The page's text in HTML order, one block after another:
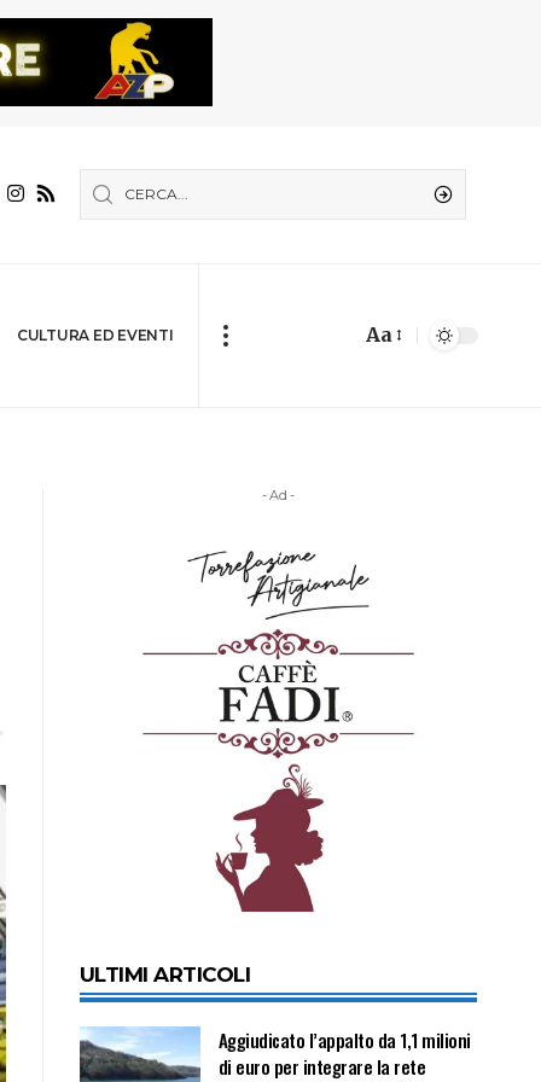
CULTURA ED EVENTI Aa
- Ad -
ULTIMI ARTICOLI
Aggiudicato l’appalto da 1,1 milioni
di euro per integrare la rete